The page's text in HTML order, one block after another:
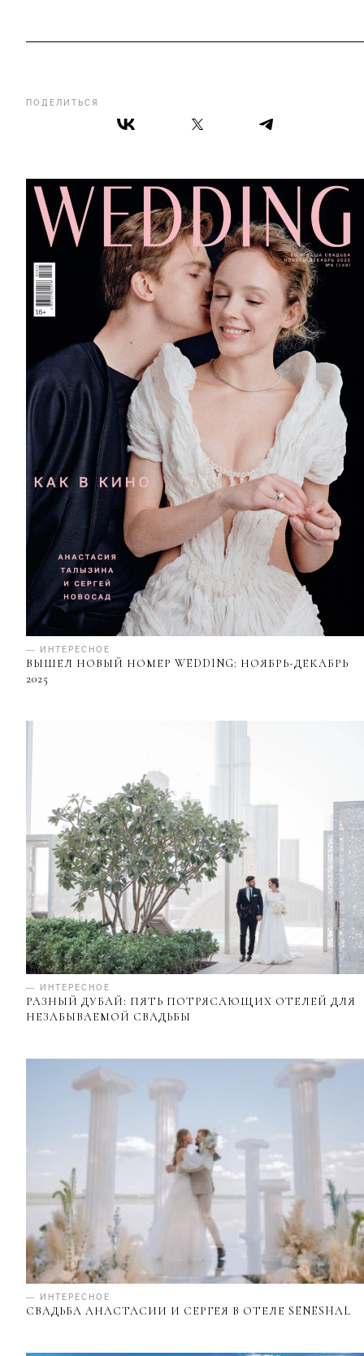
ПОДЕЛИТЬСЯ
— ИНТЕРЕСНОЕ
ВЫШЕЛ НОВЫЙ НОМЕР WEDDING: НОЯБРЬ-ДЕКАБРЬ
2025
— ИНТЕРЕСНОЕ
РАЗНЫЙ ДУБАЙ: ПЯТЬ ПОТРЯСАЮЩИХ ОТЕЛЕЙ ДЛЯ
НЕЗАБЫВАЕМОЙ СВАДЬБЫ
— ИНТЕРЕСНОЕ
СВАДЬБА АНАСТАСИИ И СЕРГЕЯ В ОТЕЛЕ SENESHAL